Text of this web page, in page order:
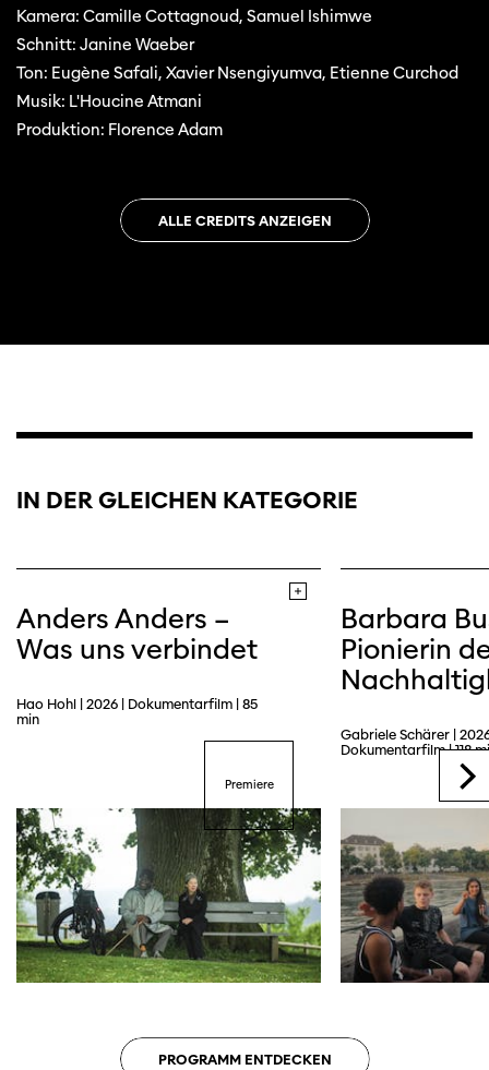
Kamera: Camille Cottagnoud, Samuel Ishimwe
Schnitt: Janine Waeber
Ton: Eugène Safali, Xavier Nsengiyumva, Etienne Curchod
Musik: L'Houcine Atmani
Produktion: Florence Adam
ALLE CREDITS ANZEIGEN
IN DER GLEICHEN KATEGORIE
PROGRAMM ENTDECKEN
Anders Anders –
Was uns verbindet
Hao Hohl | 2026 | Dokumentarfilm | 85
min
Premiere
Barbara
Pionierin
Gabriele Schärer |
Dokumentarfilm | 118